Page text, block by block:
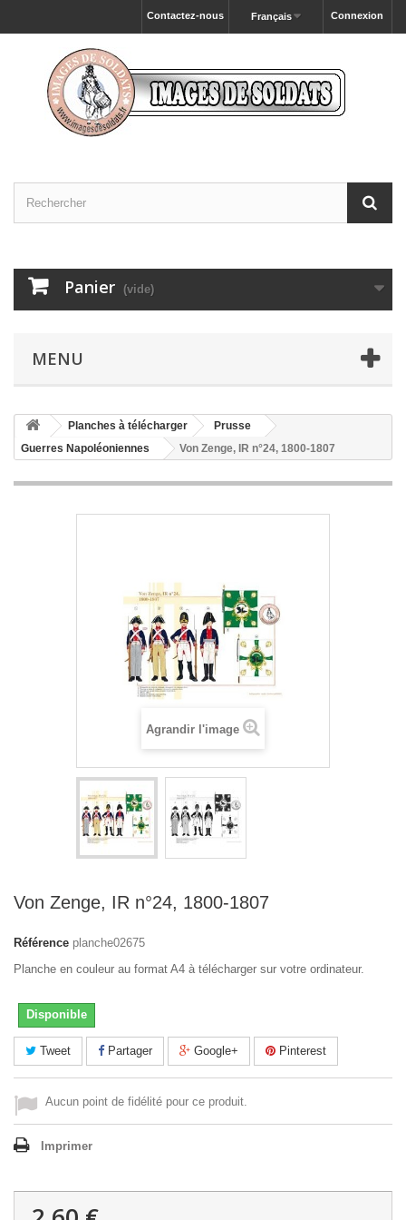
Connexion
Français
Contactez-nous
Panier (vide)
MENU
Planches à télécharger
Prusse
Guerres Napoléoniennes
Von Zenge, IR n°24, 1800-1807
Agrandir l'image
Von Zenge, IR n°24, 1800-1807
Référence planche02675
Planche en couleur au format A4 à télécharger sur votre ordinateur.
Disponible
Tweet Partager Google+ Pinterest
Aucun point de fidélité pour ce produit.
Imprimer